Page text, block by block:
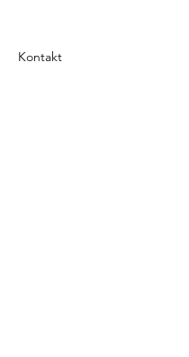
Kontakt